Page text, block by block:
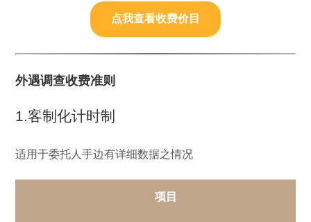
点我查看收费价目
外遇调查收费准则
1.客制化计时制
适用于委托人手边有详细数据之情况
项目